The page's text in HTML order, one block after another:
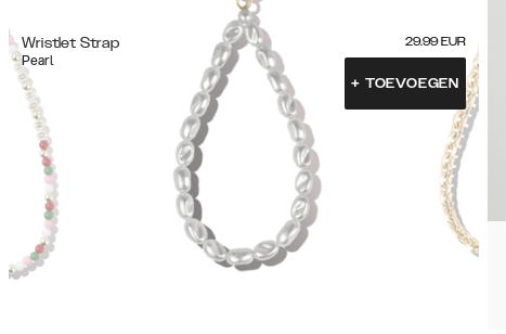
Wristlet Strap
Pearl
29.99 EUR
+ TOEVOEGEN